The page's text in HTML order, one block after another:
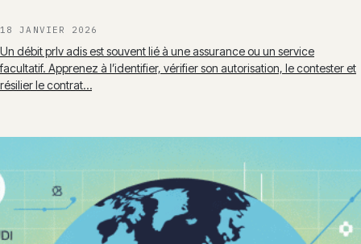
18 JANVIER 2026
Un débit prlv adis est souvent lié à une assurance ou un service
facultatif. Apprenez à l’identifier, vérifier son autorisation, le contester et
résilier le contrat…